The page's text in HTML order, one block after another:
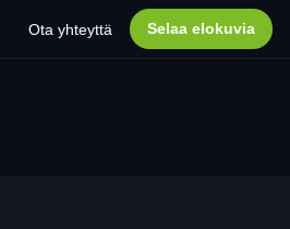
Ota yhteyttä Selaa elokuvia